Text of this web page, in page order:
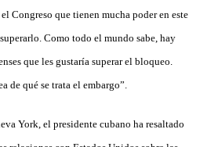
Congreso que tienen mucha poder en este
Como todo el mundo sabe, hay
que les gustaría superar el bloqueo.
qué se trata el embargo”.
York, el presidente cubano ha resaltado